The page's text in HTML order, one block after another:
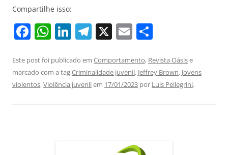
Compartilhe isso:
F
c
e
W
at
s
Li
k
e
T
e
gr
X E
ai
l
ar
e
Este post foi publicado em Comportamento, Revista Oásise
marcado com a tagCriminalidade juvenil, Jeffrey Brown, Jovens
violentos,Violência juvenilem 17/01/2023 por Luis Pellegrini.